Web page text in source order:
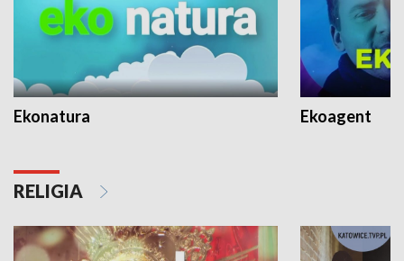
Ekonatura Ekoagent
RELIGIA